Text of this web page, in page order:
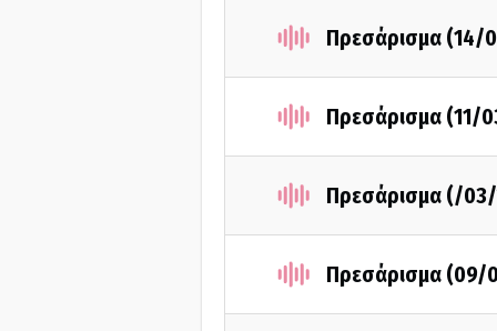
Πρεσάρισμα (14/
Πρεσάρισμα (11/
Πρεσάρισμα (/
Πρεσάρισμα (09/